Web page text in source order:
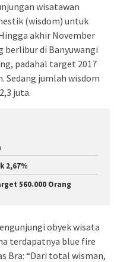
wisatawan
(wisdom) untuk
akhir November
berlibur di Banyuwangi
padahal target 2017
Sedang jumlah wisdom
juta.
2,67%
560.000 Orang
obyek wisata
terdapatnya blue fire
Bra: “Dari total wisman,